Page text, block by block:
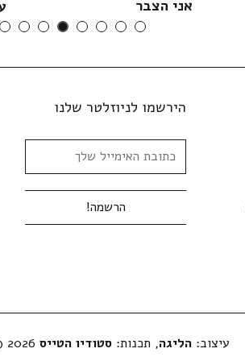
אני הצבר
הירשמו לניוזלטר שלנו
עיצוב: הליגה, תכנות: סטודיו הטייס